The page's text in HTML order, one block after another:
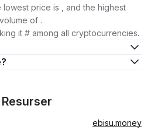
lowest price is , and the highest
of .
it # among all cryptocurrencies.
ebisu.money